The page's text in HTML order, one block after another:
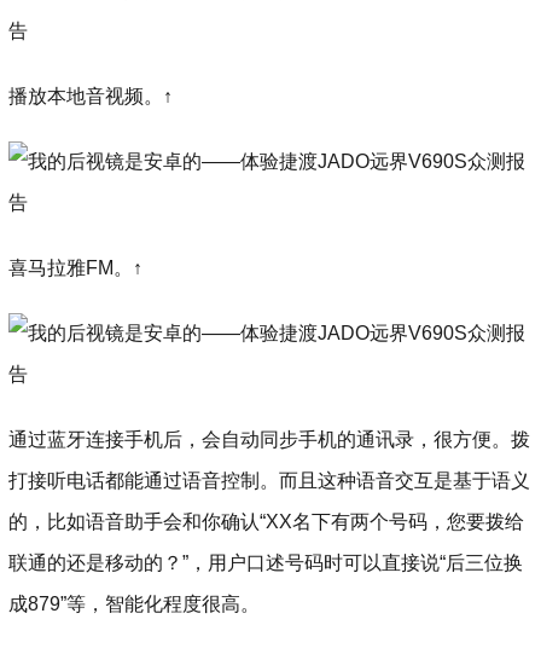
播放本地音视频。↑
喜马拉雅FM。↑
通过蓝牙连接手机后，会自动同步手机的通讯录，很方便。拨
打接听电话都能通过语音控制。而且这种语音交互是基于语义
的，比如语音助手会和你确认“XX名下有两个号码，您要拨给
联通的还是移动的？”，用户口述号码时可以直接说“后三位换
成879”等，智能化程度很高。